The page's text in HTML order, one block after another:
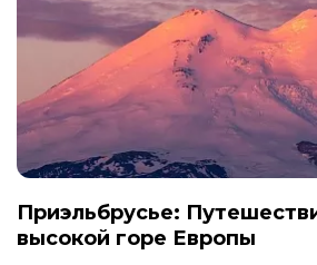
Приэльбрусье:
высокой горе Европы